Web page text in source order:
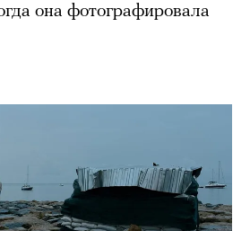
она фотографировала